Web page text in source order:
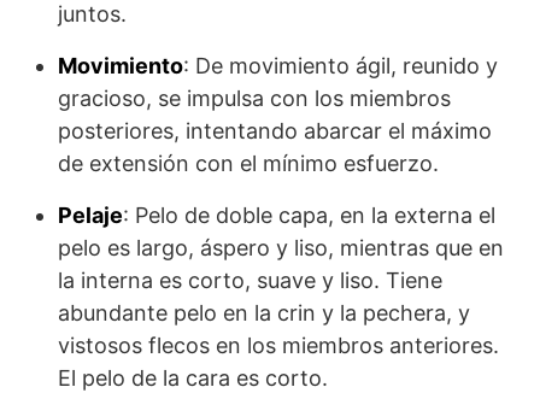
juntos.
Movimiento: De movimiento ágil, reunido y
gracioso, se impulsa con los miembros
posteriores, intentando abarcar el máximo
de extensión con el mínimo esfuerzo.
Pelaje: Pelo de doble capa, en la externa el
pelo es largo, áspero y liso, mientras que en
la interna es corto, suave y liso. Tiene
abundante pelo en la crin y la pechera, y
vistosos flecos en los miembros anteriores.
El pelo de la cara es corto.